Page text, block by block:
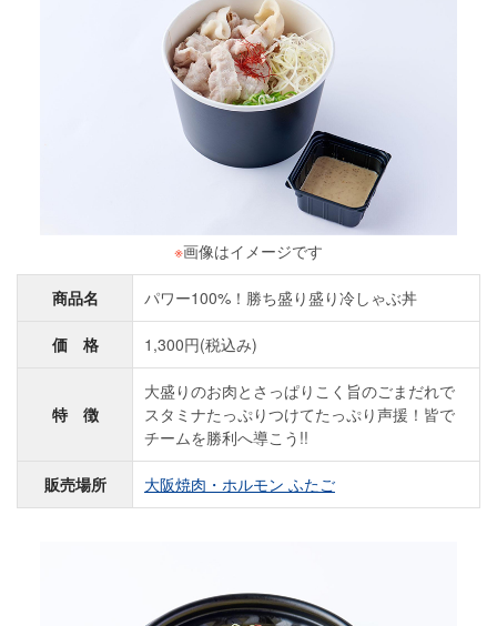
※画像はイメージです
商品名 パワー100%！勝ち盛り盛り冷しゃぶ丼
価 格 1,300円(税込み)
特 徴
大盛りのお肉とさっぱりこく旨のごまだれで
スタミナたっぷりつけてたっぷり声援！皆で
チームを勝利へ導こう!!
販売場所 大阪焼肉・ホルモン ふたご